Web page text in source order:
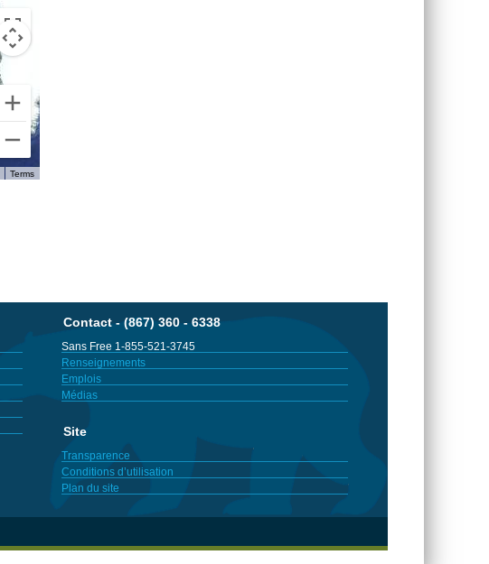
Terms
Contact - (867) 360 - 6338
Sans Free 1-855-521-3745
Renseignements
Emplois
Médias
Site
Transparence
Conditions d’utilisation
Plan du site